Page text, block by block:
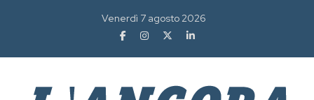
Venerdì 7 agosto 2026